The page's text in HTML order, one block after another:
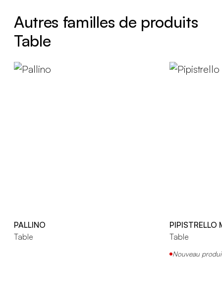
Autres familles de produits
Table
PALLINO
Table
PIPISTRELLO
Table
Nouveau